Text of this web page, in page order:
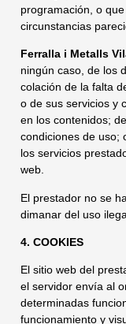
programación, o
circunstancias
Ferralla i Metalls
ningún caso, de los
colación de la falta
o de sus servicios y
en los contenidos;
condiciones de uso;
los servicios
web.
El prestador no se
dimanar del uso
4. COOKIES
El sitio web del
el servidor envía al
determinadas
funcionamiento y